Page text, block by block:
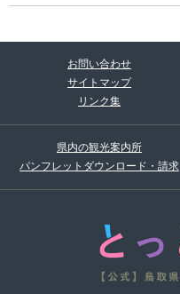
お問い合わせ
サイトマップ
リンク集
県内の観光案内所
パンフレットダウンロード・請求